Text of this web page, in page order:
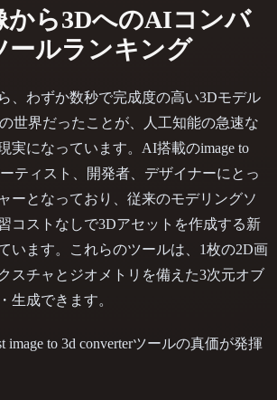
から3DへのAIコンバ
ールランキング
、わずか数秒で完成度の高い3Dモデル
世界だったことが、人工知能の急速な
実になっています。AI搭載のimage to
ティスト、開発者、デザイナーにとっ
ーとなっており、従来のモデリングソ
コストなしで3Dアセットを作成する新
います。これらのツールは、1枚の2D画
スチャとジオメトリを備えた3次元オブ
生成できます。
image to 3d converterツールの真価が発揮